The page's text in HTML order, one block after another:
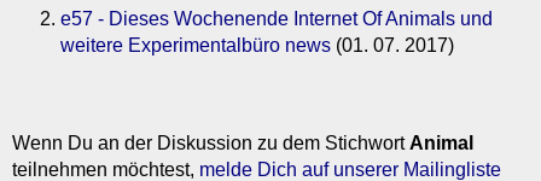
e57 - Dieses Wochenende Internet Of Animals und
weitere Experimentalbüro news (01. 07. 2017)
Wenn Du an der Diskussion zu dem StichwortAnimal
teilnehmen möchtest, melde Dich auf unserer Mailingliste